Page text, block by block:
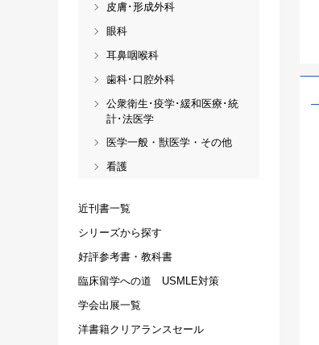
皮膚･形成外科
眼科
耳鼻咽喉科
歯科･口腔外科
公衆衛生･疫学･緩和医療･統
計･法医学
医学一般・獣医学・その他
看護
近刊書一覧
シリーズから探す
好評参考書・教科書
臨床留学への道 USMLE対策
学会出展一覧
洋書籍クリアランスセール